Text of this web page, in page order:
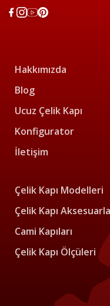
Hakkımızda
Blog
Ucuz Çelik Kapı
Konfigurator
İletişim
Çelik Kapı Modelleri
Çelik Kapı
Cami Kapıları
Çelik Kapı Ölçüleri